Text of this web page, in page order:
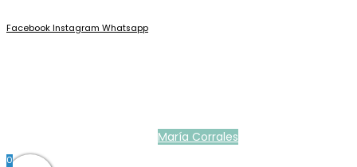
Facebook Instagram Whatsapp
María Corrales
0